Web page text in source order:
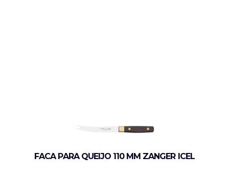
FACA PARA QUEIJO 110 MM ZANGER ICEL